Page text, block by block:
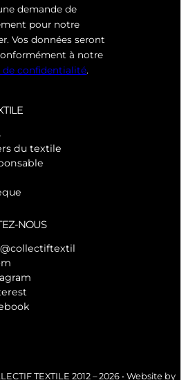
demande de
pour notre
Vos données seront
à notre
de confidentialité.
du textile
NOUS
TEXTILE 2012 – 2026 • Website by